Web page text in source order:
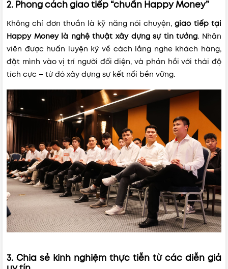
2. Phong cách giao tiếp “chuẩn Happy Money”
Không chỉ đơn thuần là kỹ năng nói chuyện,giao tiếp tại
Happy Money là nghệ thuật xây dựng sự tin tưởng. Nhân
viên được huấn luyện kỹ về cách lắng nghe khách hàng,
đặt mình vào vị trí người đối diện, và phản hồi với thái độ
tích cực – từ đó xây dựng sự kết nối bền vững.
3. Chia sẻ kinh nghiệm thực tiễn từ các diễn giả